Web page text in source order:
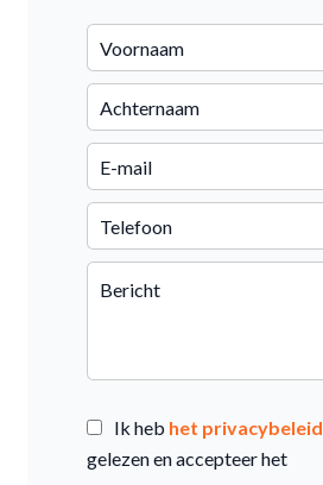
Ik heb het privacybeleid
gelezen en accepteer het